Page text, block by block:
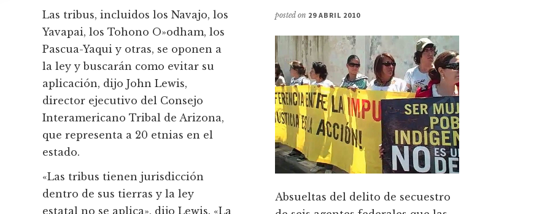
Las tribus, incluidos los Navajo, los
Yavapai, los Tohono O»odham, los
Pascua-Yaqui y otras, se oponen a
la ley y buscarán como evitar su
aplicación, dijo John Lewis,
director ejecutivo del Consejo
Interamericano Tribal de Arizona,
que representa a 20 etnias en el
estado.
«Las tribus tienen jurisdicción
dentro de sus tierras y la ley
estatal no se aplica», dijo Lewis. «La
posted on 29 ABRIL 2010
Absueltas del delito de secuestro